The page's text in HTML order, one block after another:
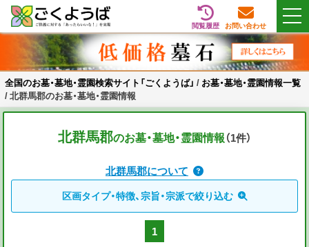
Skip
content
全国のお墓・墓地・霊園検索サイト「ごくようば」
ご供養をもっと身近に
閲覧履歴 お問い合わせ
全国のお墓・墓地・霊園検索サイト「ごくようば」 / お墓・墓地・霊園情報一覧
/北群馬郡のお墓・墓地・霊園情報
北群馬郡のお墓・墓地・霊園情報（1件）
北群馬郡について
区画タイプ・特徴、宗旨・宗派で絞り込む
1